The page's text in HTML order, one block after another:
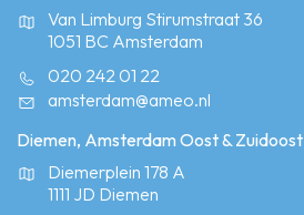
Van Limburg Stirumstraat 36
1051 BC Amsterdam
020 242 01 22
amsterdam@ameo.nl
Diemen, Amsterdam Oost & Zuidoost
Diemerplein 178 A
1111 JD Diemen